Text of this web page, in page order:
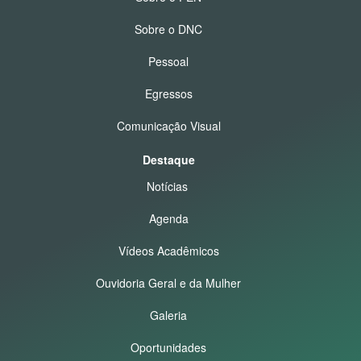
Sobre o DNC
Pessoal
Egressos
Comunicação Visual
Destaque
Notícias
Agenda
Vídeos Acadêmicos
Ouvidoria Geral e da Mulher
Galeria
Oportunidades